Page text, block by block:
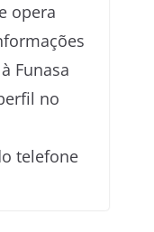
opera
Funasa
no
telefone